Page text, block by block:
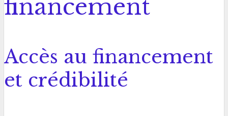
financement
Accès au financement
et crédibilité